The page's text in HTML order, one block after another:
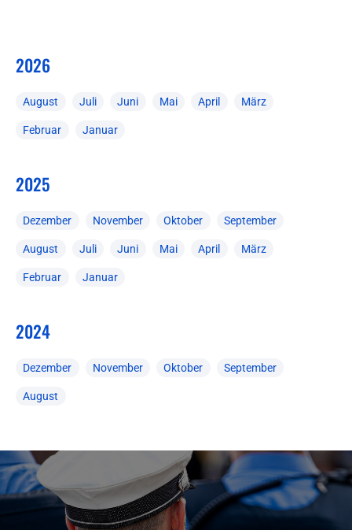
2026
August Juli Juni Mai April März
Februar Januar
2025
Dezember November Oktober September
August Juli Juni Mai April März
Februar Januar
2024
Dezember November Oktober September
August